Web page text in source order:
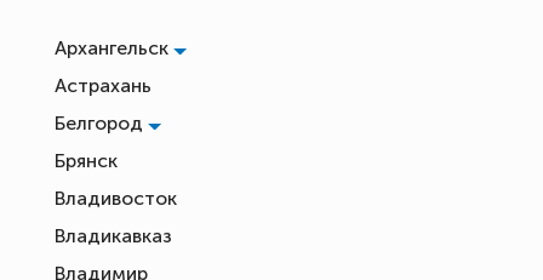
Архангельск
Астрахань
Белгород
Брянск
Владивосток
Владикавказ
Владимир